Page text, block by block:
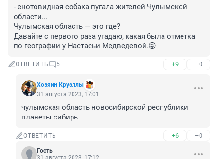
- енотовидная собака пугала жителей Чулымской
области...
Чулымская область — это где?
Давайте с первого раза угадаю, какая была отметка
по географии у Настасьи Медведевой.😜
ОТВЕТИТЬ 5 +9 –0
Хозяин Круэллы
31 августа 2023, 17:01
чулымская область новосибирской республики
планеты сибирь
ОТВЕТИТЬ +6 –0
Гость
31 августа 2023, 17:12